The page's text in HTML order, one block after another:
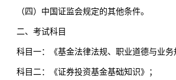
（四）中国证监会规定的其他条件。
二、考试科目
科目一：《基金法律法规、职业道德与业务
科目二：《证券投资基金基础知识》；